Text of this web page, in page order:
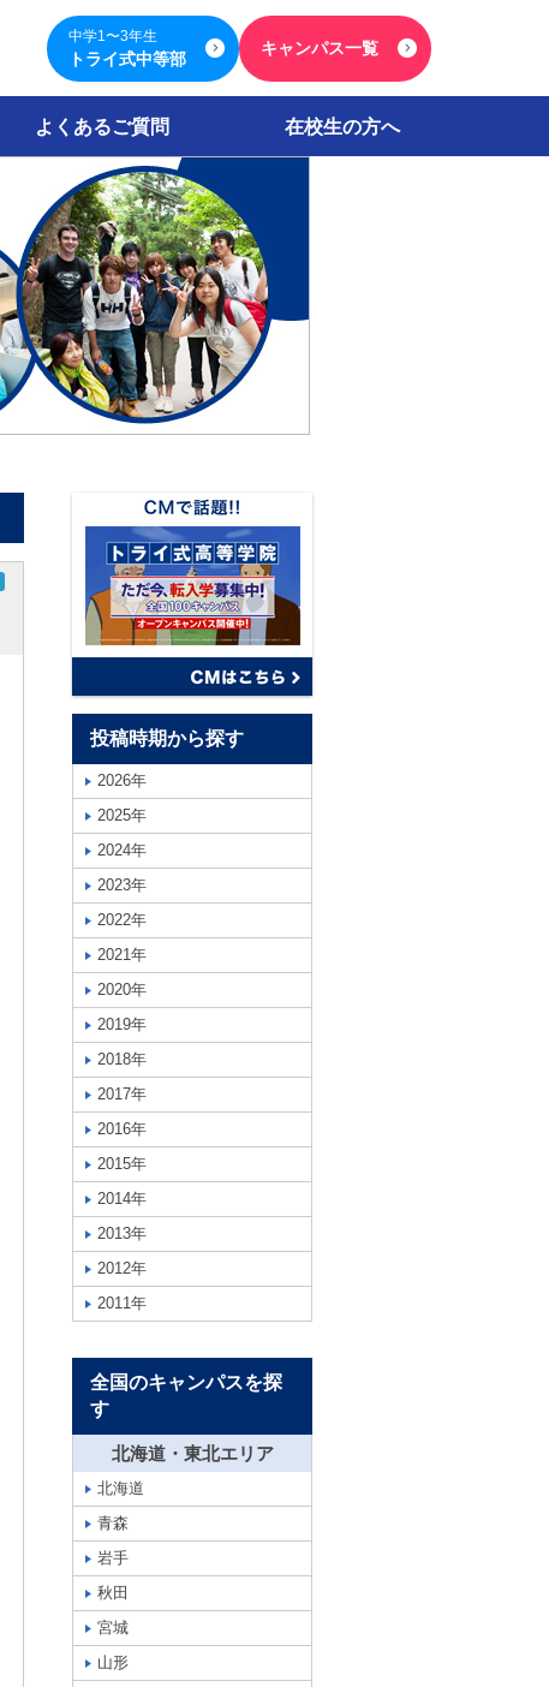
中学1〜3年生
トライ式中等部
キャンパス一覧
よくあるご質問 在校生の方へ
投稿時期から探す
2026年
2025年
2024年
2023年
2022年
2021年
2020年
2019年
2018年
2017年
2016年
2015年
2014年
2013年
2012年
2011年
全国のキャンパスを探
す
北海道・東北エリア
北海道
青森
岩手
秋田
宮城
山形